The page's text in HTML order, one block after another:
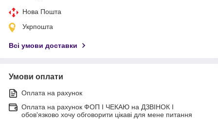
Нова Пошта
Укрпошта
Всі умови доставки
Умови оплати
Оплата на рахунок
Оплата на рахунок ФОП I ЧЕКАЮ на ДЗВІНОК I
обов'язково хочу обговорити цікаві для мене питання